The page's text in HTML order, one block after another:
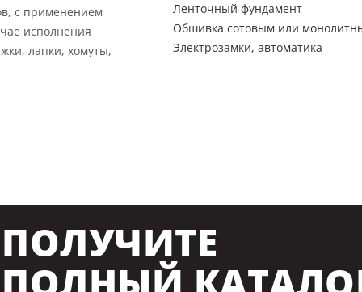
с применением
исполнения
лапки, хомуты,
Ленточный фундамент
Обшивка сотовым или
Электрозамки, автоматика
ПОЛУЧИТЕ